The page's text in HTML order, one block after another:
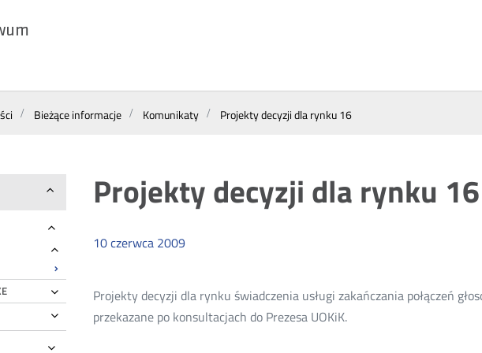
Bieżące informacje Komunikaty Projekty decyzji dla rynku 16
Rozwiń
Rozwiń
Rozwiń
Projekty decyzji dla rynku 16
10czerwca 2009
Projekty decyzji dla rynku świadczenia usługi zakańczania połączeń
przekazane po konsultacjach do Prezesa UOKiK.